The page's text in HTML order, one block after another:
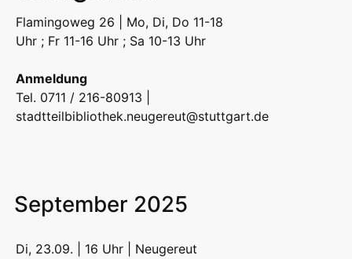
Flamingoweg 26 | Mo, Di, Do 11-18
Uhr ; Fr 11-16 Uhr ; Sa 10-13 Uhr
Anmeldung
Tel. 0711 / 216-80913 |
stadtteilbibliothek.neugereut@stuttgart.de
September 2025
Di, 23.09. | 16 Uhr | Neugereut